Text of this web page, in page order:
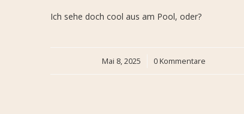
Ich sehe doch cool aus am Pool, oder?
Mai 8, 2025
/ 0 Kommentare